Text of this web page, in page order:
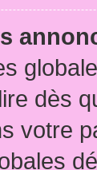
dès
votre